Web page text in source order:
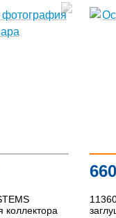
коллектора
660